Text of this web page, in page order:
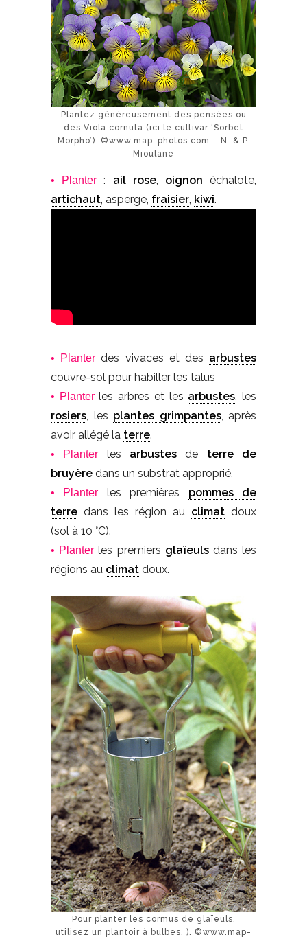
Plantez généreusement des pensées ou
des Viola cornuta (ici le cultivar ‘Sorbet
Morpho’). ©www.map-photos.com – N. & P.
Mioulane
• Planter: ail rose, oignon échalote,
artichaut, asperge, fraisier, kiwi.
• Planter des vivaces et des arbustes
couvre-sol pour habiller les talus
• Planterles arbres et les arbustes , les
rosiers , les plantes grimpantes, après
avoir allégé la terre.
• Planter les arbustes de terre de
bruyère dans un substrat approprié.
• Planter les premières pommes de
terre dans les région au climat doux
(sol à 10 °C).
• Planter les premiers glaïeulsdans les
régions au climat doux.
Pour planter les cormus de glaïeuls,
utilisez un plantoir à bulbes. ). ©www.map-